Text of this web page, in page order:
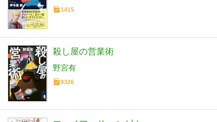
1415
殺し屋の営業術
野宮有
9326